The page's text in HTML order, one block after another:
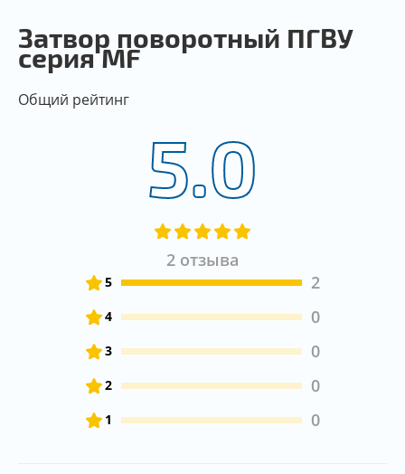
Затвор поворотный ПГВУ
серия MF
Общий рейтинг
5.0
2 отзыва
5 2
4 0
3 0
2 0
1 0